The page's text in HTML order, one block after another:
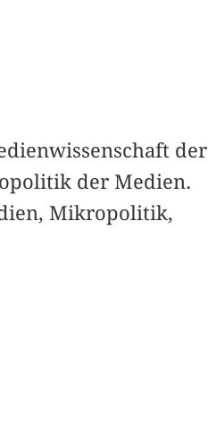
der
der Medien.
Mikropolitik,